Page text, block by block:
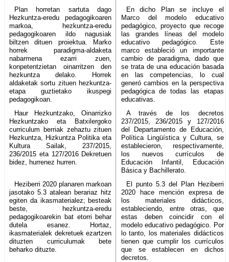
Plan horretan sartuta dago
Hezkuntza-eredu pedagogikoaren
markoa, hezkuntza-eredu
pedagogikoaren ildo nagusiak
biltzen dituen proiektua. Marko
horrek paradigma-aldaketa
nabarmena ezarri zuen,
konpetentzietan oinarritzen den
hezkuntza delako. Horrek
aldaketak sortu zituen hezkuntza-
etapa guztietako ikuspegi
pedagogikoan.
En dicho Plan se incluye el
Marco del modelo educativo
pedagógico, proyecto que recoge
las grandes líneas del modelo
educativo pedagógico. Este
marco estableció un importante
cambio de paradigma, dado que
se trata de una educación basada
en las competencias, lo cual
generó cambios en la perspectiva
pedagógica de todas las etapas
educativas.
Haur Hezkuntzako, Oinarrizko
Hezkuntzako eta Batxilergoko
curriculum berriak zehaztu zituen
Hezkuntza, Hizkuntza Politika eta
Kultura Sailak, 237/2015,
236/2015 eta 127/2016 Dekretuen
bidez, hurrenez hurren.
A través de los decretos
237/2015, 236/2015 y 127/2016
del Departamento de Educación,
Política Lingüística y Cultura, se
establecieron, respectivamente,
los nuevos currículos de
Educación Infantil, Educación
Básica y Bachillerato.
Heziberri 2020 planaren markoan
jasotako 5.3 atalean berariaz hitz
egiten da ikasmaterialez; besteak
beste, hezkuntza-eredu
pedagogikoarekin bat etorri behar
dutela esanez. Hortaz,
ikasmaterialek dekretuek ezartzen
dituzten curriculumak bete
beharko dituzte.
El punto 5.3 del Plan Heziberri
2020 hace mención expresa de
los materiales didácticos,
estableciendo, entre otras, que
estas deben coincidir con el
modelo educativo pedagógico. Por
lo tanto, los materiales didácticos
tienen que cumplir los currículos
que se establecen en dichos
decretos.